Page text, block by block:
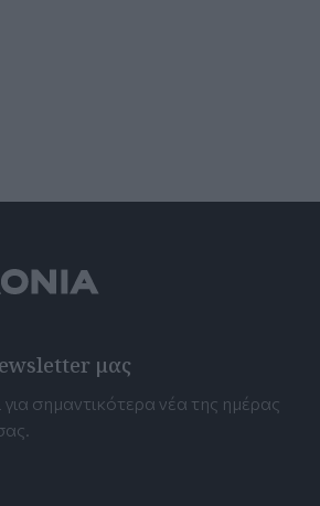
μας
σημαντικότερα νέα της ημέρας